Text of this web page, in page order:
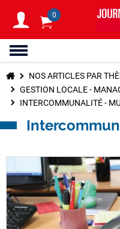
0
NOS ARTICLES PAR
GESTION LOCALE -
INTERCOMMUNALITÉ -